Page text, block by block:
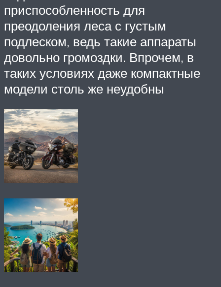
приспособленность для
преодоления леса с густым
подлеском, ведь такие аппараты
довольно громоздки. Впрочем, в
таких условиях даже компактные
модели столь же неудобны